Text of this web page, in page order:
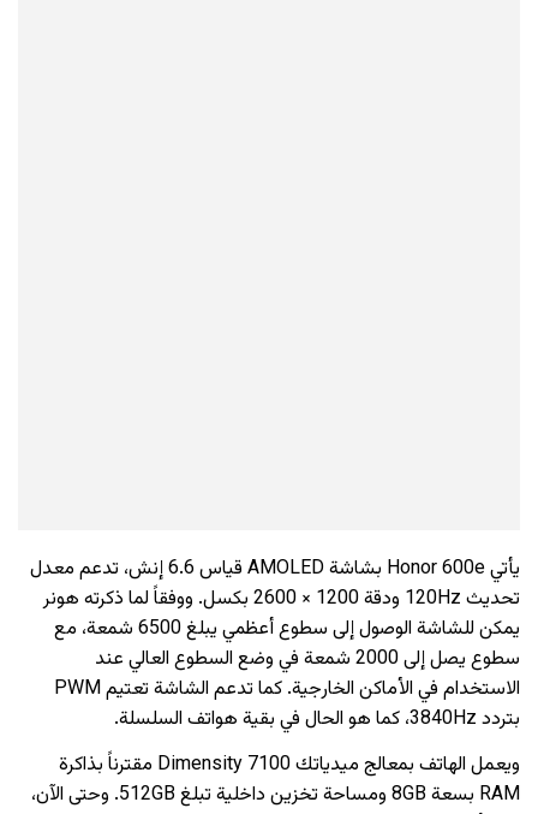
يأتي Honor 600e بشاشة AMOLED قياس 6.6 إنش، تدعم معدل
تحديث 120Hz ودقة 1200 × 2600 بكسل. ووفقاً لما ذكرته هونر
يمكن للشاشة الوصول إلى سطوع أعظمي يبلغ 6500 شمعة، مع
سطوع يصل إلى 2000 شمعة في وضع السطوع العالي عند
الاستخدام في الأماكن الخارجية. كما تدعم الشاشة تعتيم PWM
بتردد 3840Hz، كما هو الحال في بقية هواتف السلسلة.
ويعمل الهاتف بمعالج ميدياتك Dimensity 7100 مقترناً بذاكرة
RAM بسعة 8GB ومساحة تخزين داخلية تبلغ 512GB. وحتى الآن،